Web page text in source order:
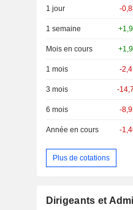
1 jour -
1 semaine
Mois en cours
1 mois -
3 mois -
6 mois -
Année en cours -
Plus de cotations
Dirigeants et